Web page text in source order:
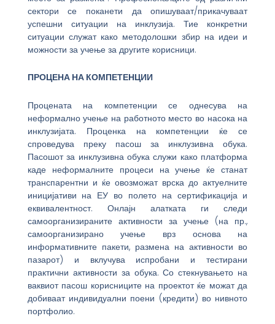
сектори се поканети да опишуваат/прикачуваат
успешни ситуации на инклузија. Тие конкретни
ситуации служат како методолошки збир на идеи и
можности за учење за другите корисници.
ПРОЦЕНА НА КОМПЕТЕНЦИИ
Процената на компетенции се однесува на
неформално учење на работното место во насока на
инклузијата. Проценка на компетенции ќе се
спроведува преку пасош за инклузивна обука.
Пасошот за инклузивна обука служи како платформа
каде неформалните процеси на учење ќе станат
транспарентни и ќе овозможат врска до актуелните
иницијативи на ЕУ во полето на сертификација и
еквивалентност. Онлајн алатката ги следи
самоорганизираните активности за учење (на пр.,
самоорганизирано учење врз основа на
информативните пакети, размена на активности во
пазарот) и вклучува испробани и тестирани
практични активности за обука. Со стекнувањето на
ваквиот пасош корисниците на проектот ќе можат да
добиваат индивидуални поени (кредити) во нивното
портфолио.